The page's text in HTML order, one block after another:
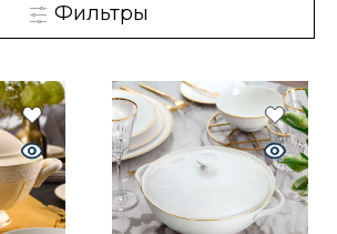
Фильтры